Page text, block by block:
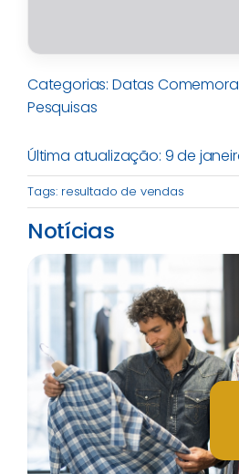
Categorias: Datas
Pesquisas
Última atualização: 9 de
Tags: resultado de vendas
Notícias